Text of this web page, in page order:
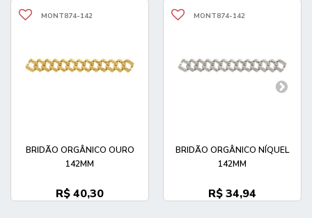
MONT874-142
BRIDÃO ORGÂNICO OURO
142MM
R$ 40,30
MONT874-142
BRIDÃO ORGÂNICO NÍQUEL
142MM
R$ 34,94